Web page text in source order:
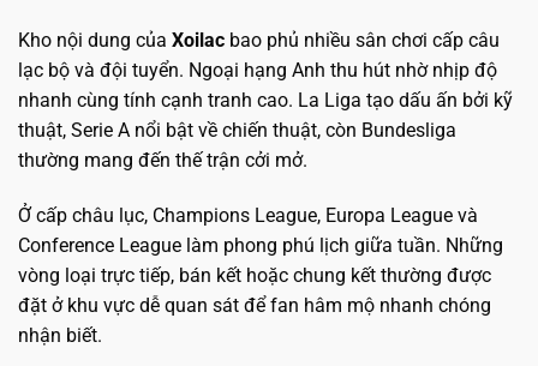
Kho nội dung của Xoilac bao phủ nhiều sân chơi cấp câu
lạc bộ và đội tuyển. Ngoại hạng Anh thu hút nhờ nhịp độ
nhanh cùng tính cạnh tranh cao. La Liga tạo dấu ấn bởi kỹ
thuật, Serie A nổi bật về chiến thuật, còn Bundesliga
thường mang đến thế trận cởi mở.
Ở cấp châu lục, Champions League, Europa League và
Conference League làm phong phú lịch giữa tuần. Những
vòng loại trực tiếp, bán kết hoặc chung kết thường được
đặt ở khu vực dễ quan sát để fan hâm mộ nhanh chóng
nhận biết.